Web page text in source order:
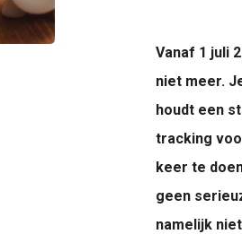
Vanaf 1 juli
niet meer.
houdt een
tracking
keer te
geen
namelijk